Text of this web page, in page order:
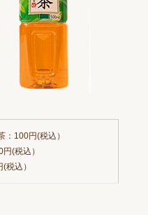
：100円(税込）
(税込）
税込）